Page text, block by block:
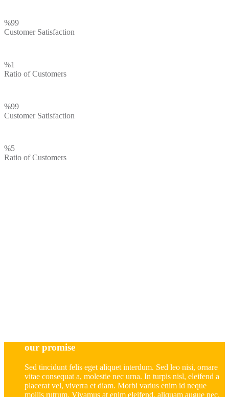
%99
Customer Satisfaction
%1
Ratio of Customers
%99
Customer Satisfaction
%5
Ratio of Customers
our promise
Sed tincidunt felis eget aliquet interdum. Sed leo nisi, ornare
vitae consequat a, molestie nec urna. In turpis nisl, eleifend a
placerat vel, viverra et diam. Morbi varius enim id neque
mollis rutrum. Vivamus at enim eleifend, aliquam augue nec,